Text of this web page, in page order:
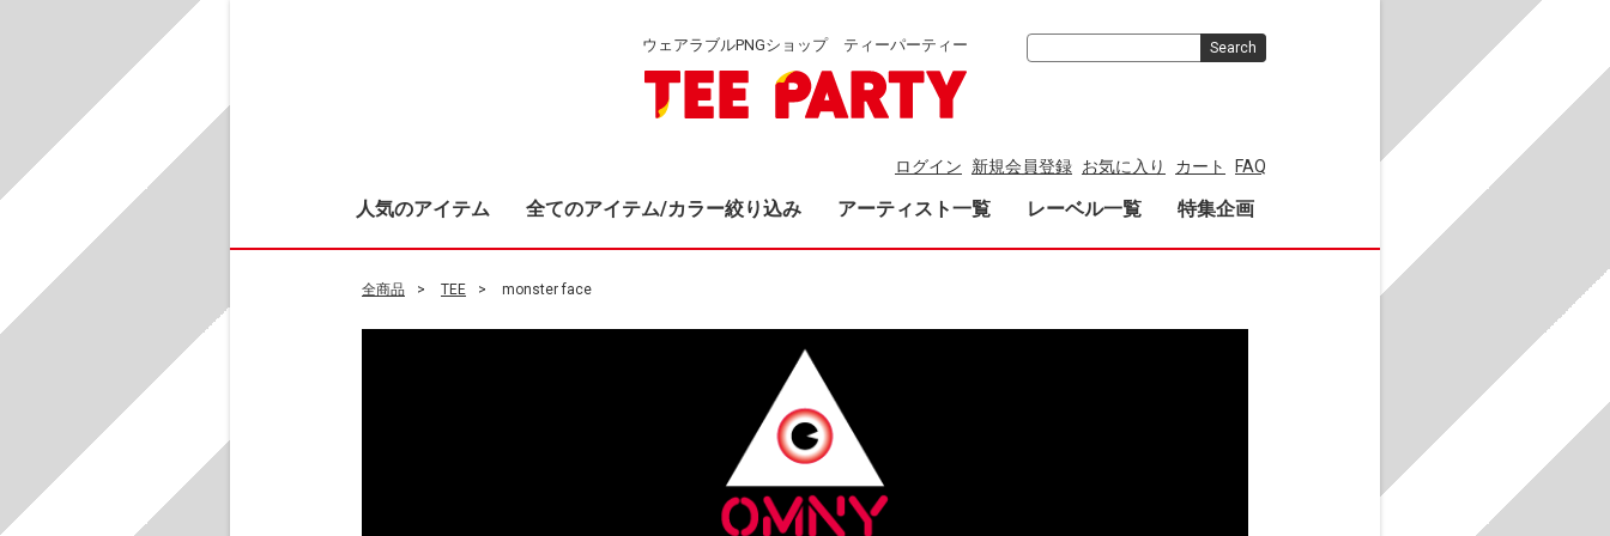
ウェアラブルPNGショップ ティーパーティー
ログイン 新規会員登録 お気に入り カート FAQ
人気のアイテム 全てのアイテム/カラー絞り込み アーティスト一覧 レーベル一覧 特集企画
Search
全商品 TEE monster face